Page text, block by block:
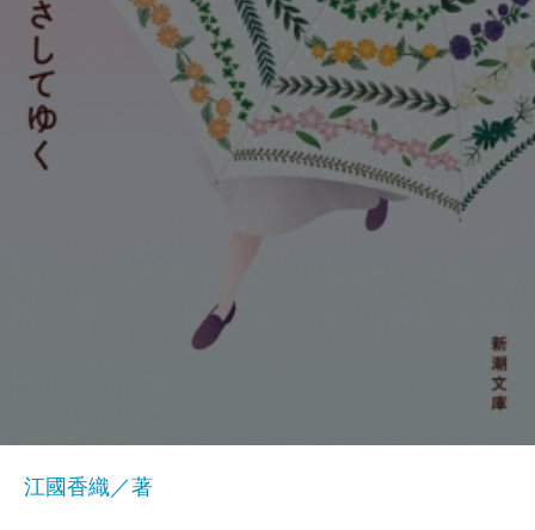
江國香織／著